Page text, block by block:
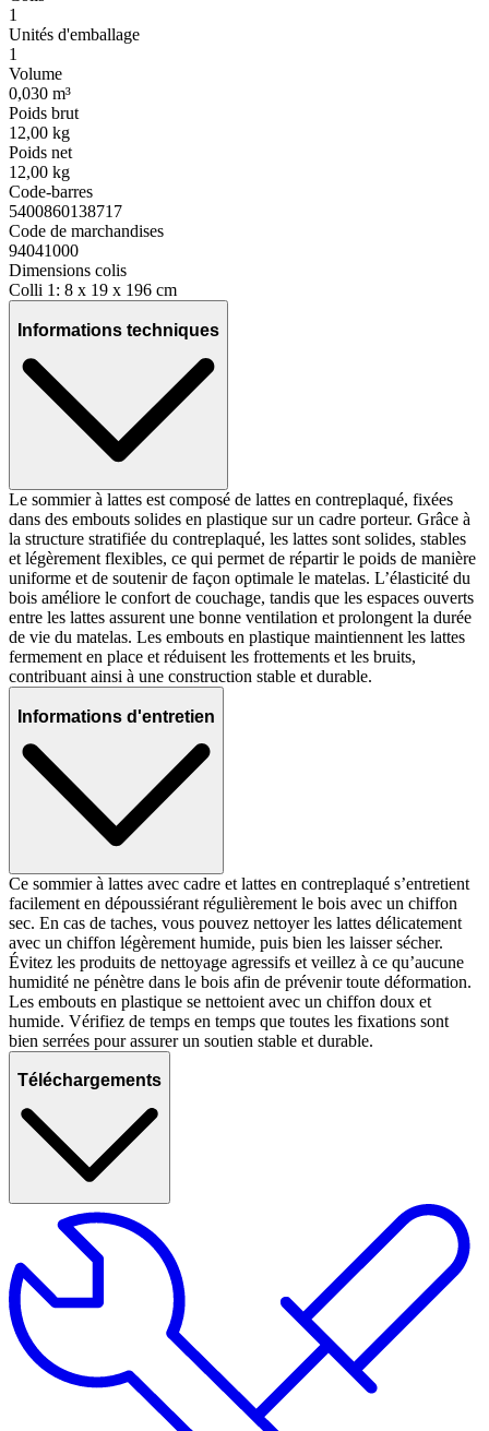
1
Unités d'emballage
1
Volume
0,030 m³
Poids brut
12,00 kg
Poids net
12,00 kg
Code-barres
5400860138717
Code de marchandises
94041000
Dimensions colis
Colli 1: 8 x 19 x 196 cm
Informations techniques
Le sommier à lattes est composé de lattes en contreplaqué, fixées
dans des embouts solides en plastique sur un cadre porteur. Grâce à
la structure stratifiée du contreplaqué, les lattes sont solides, stables
et légèrement flexibles, ce qui permet de répartir le poids de manière
uniforme et de soutenir de façon optimale le matelas. L’élasticité du
bois améliore le confort de couchage, tandis que les espaces ouverts
entre les lattes assurent une bonne ventilation et prolongent la durée
de vie du matelas. Les embouts en plastique maintiennent les lattes
fermement en place et réduisent les frottements et les bruits,
contribuant ainsi à une construction stable et durable.
Informations d'entretien
Ce sommier à lattes avec cadre et lattes en contreplaqué s’entretient
facilement en dépoussiérant régulièrement le bois avec un chiffon
sec. En cas de taches, vous pouvez nettoyer les lattes délicatement
avec un chiffon légèrement humide, puis bien les laisser sécher.
Évitez les produits de nettoyage agressifs et veillez à ce qu’aucune
humidité ne pénètre dans le bois afin de prévenir toute déformation.
Les embouts en plastique se nettoient avec un chiffon doux et
humide. Vérifiez de temps en temps que toutes les fixations sont
bien serrées pour assurer un soutien stable et durable.
Téléchargements